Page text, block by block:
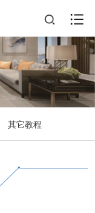
其它教程